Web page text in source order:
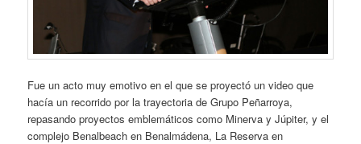
Fue un acto muy emotivo en el que se proyectó un video que
hacía un recorrido por la trayectoria de Grupo Peñarroya,
repasando proyectos emblemáticos como Minerva y Júpiter, y el
complejo Benalbeach en Benalmádena, La Reserva en